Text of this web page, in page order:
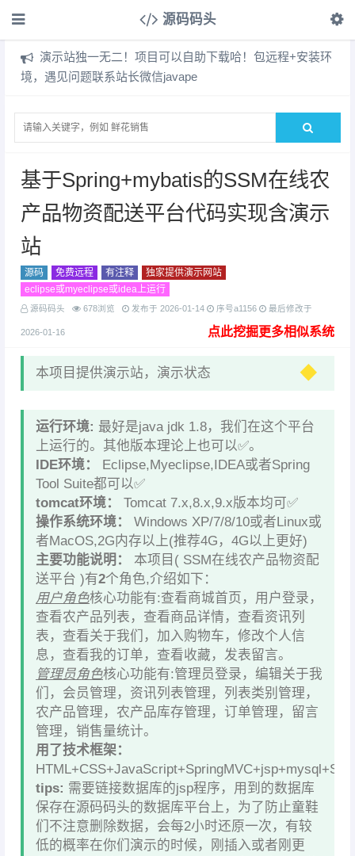
源码码头
演示站独一无二！项目可以自助下载哈！包远程+安装环
境，遇见问题联系站长微信javape
基于Spring+mybatis的SSM在线农
产品物资配送平台代码实现含演示
站
源码 免费远程 有注释
独家提供演示网站
eclipse或myeclipse或idea上运行
源码码头 678浏览 发布于 2026-01-14 序号a1156 最后修改于
2026-01-16 点此挖掘更多相似系统
本项目提供演示站，演示状态
运行环境: 最好是java jdk 1.8，我们在这个平台
上运行的。其他版本理论上也可以✅。
IDE环境：
Eclipse,Myeclipse,IDEA或者Spring
Tool Suite都可以✅
tomcat环境：
Tomcat 7.x,8.x,9.x版本均可✅
操作系统环境：
Windows XP/7/8/10或者Linux或
者MacOS,2G内存以上(推荐4G，4G以上更好)
主要功能说明：
本项目( SSM在线农产品物资配
送平台 )有2个角色,介绍如下：
用户角色核心功能有:查看商城首页，用户登录，
查看农产品列表，查看商品详情，查看资讯列
表，查看关于我们，加入购物车，修改个人信
息，查看我的订单，查看收藏，发表留言。
管理员角色核心功能有:管理员登录，编辑关于我
们，会员管理，资讯列表管理，列表类别管理，
农产品管理，农产品库存管理，订单管理，留言
管理，销售量统计。
用了技术框架：
tips: 需要链接数据库的jsp程序，用到的数据库
保存在源码码头的数据库平台上，为了防止童鞋
们不注意删除数据，会每2小时还原一次，有较
低的概率在你们演示的时候，刚插入或者刚更